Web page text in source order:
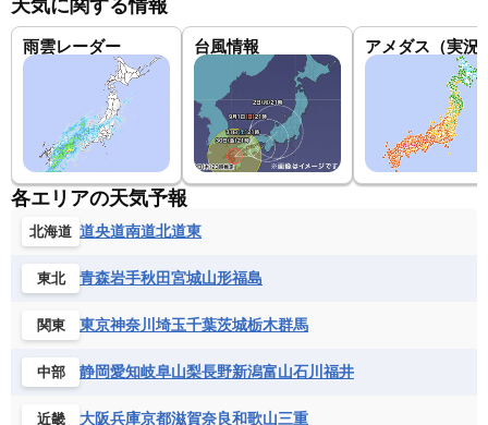
天気に関する情報
雨雲レーダー 台風情報 アメダス（実況
各エリアの天気予報
北海道 道央道南道北道東
東北 青森岩手秋田宮城山形福島
関東 東京神奈川 埼玉千葉茨城栃木群馬
中部 静岡愛知岐阜山梨長野新潟富山石川 福井
近畿 大阪兵庫京都滋賀奈良和歌山三重